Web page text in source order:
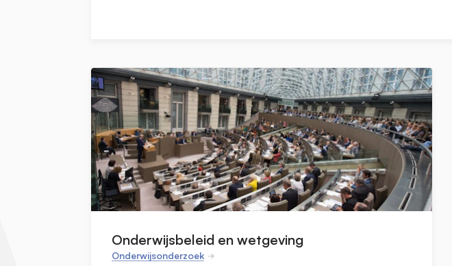
Onderwijsbeleid en wetgeving
Onderwijsonderzoek